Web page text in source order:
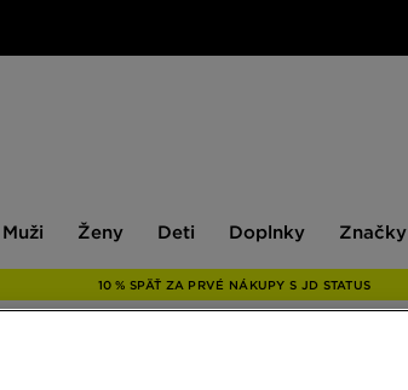
Muži Ženy Deti Doplnky Značky
10 % SPÄŤ ZA PRVÉ NÁKUPY S JD STATUS